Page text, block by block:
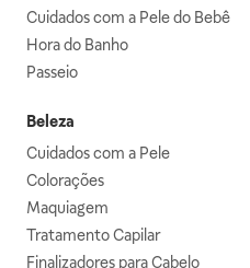
Cuidados com a Pele do Bebê
Hora do Banho
Passeio
Beleza
Cuidados com a Pele
Colorações
Maquiagem
Tratamento Capilar
Finalizadores para Cabelo